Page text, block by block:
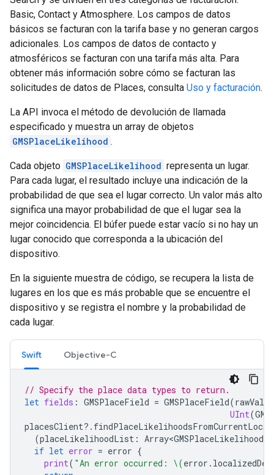
Basic, Contact y Atmosphere. Los campos de datos
básicos se facturan con la tarifa base y no generan cargos
adicionales. Los campos de datos de contacto y
atmosféricos se facturan con una tarifa más alta. Para
obtener más información sobre cómo se facturan las
solicitudes de datos de Places, consulta Uso y facturación.
La API invoca el método de devolución de llamada
especificado y muestra un array de objetos
GMSPlaceLikelihood .
Cada objeto GMSPlaceLikelihood representa un lugar.
Para cada lugar, el resultado incluye una indicación de la
probabilidad de que sea el lugar correcto. Un valor más alto
significa una mayor probabilidad de que el lugar sea la
mejor coincidencia. El búfer puede estar vacío si no hay un
lugar conocido que corresponda a la ubicación del
dispositivo.
En la siguiente muestra de código, se recupera la lista de
lugares en los que es más probable que se encuentre el
dispositivo y se registra el nombre y la probabilidad de
cada lugar.
Swift Objective-C
// Specify the place data types to return.
let fields : GMSPlaceField = GMSPlaceField(rawValue
UInt(
placesClient?.
(placeLikelihoodList : Array<GMSPlaceLikelihood>
if let error = error {
print( "An error occurred: \(error .